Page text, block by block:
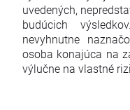
uvedených,
budúcich
nevyhnutne
osoba konajúca na
výlučne na vlastné